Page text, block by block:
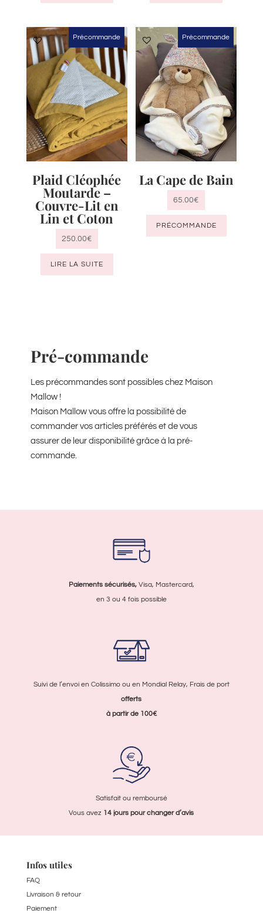
Précommande
Plaid Cléophée
Moutarde –
Couvre-Lit en
Lin et Coton
250.00€
LIRE LA SUITE
Précommande
La Cape de Bain
65.00€
PRÉCOMMANDE
Pré-commande
Les précommandes sont possibles chez Maison
Mallow !
Maison Mallow vous offre la possibilité de
commander vos articles préférés et de vous
assurer de leur disponibilité grâce à la pré-
commande.
Paiements sécurisés,Visa, Mastercard,
en 3 ou 4 fois possible
Suivi de l’envoi en Colissimo ou en Mondial Relay, Frais de port
offerts
à partir de 100€
Satisfait ou remboursé
Vous avez 14 jours pourchanger d’avis
Infos utiles
FAQ
Livraison & retour
Paiement